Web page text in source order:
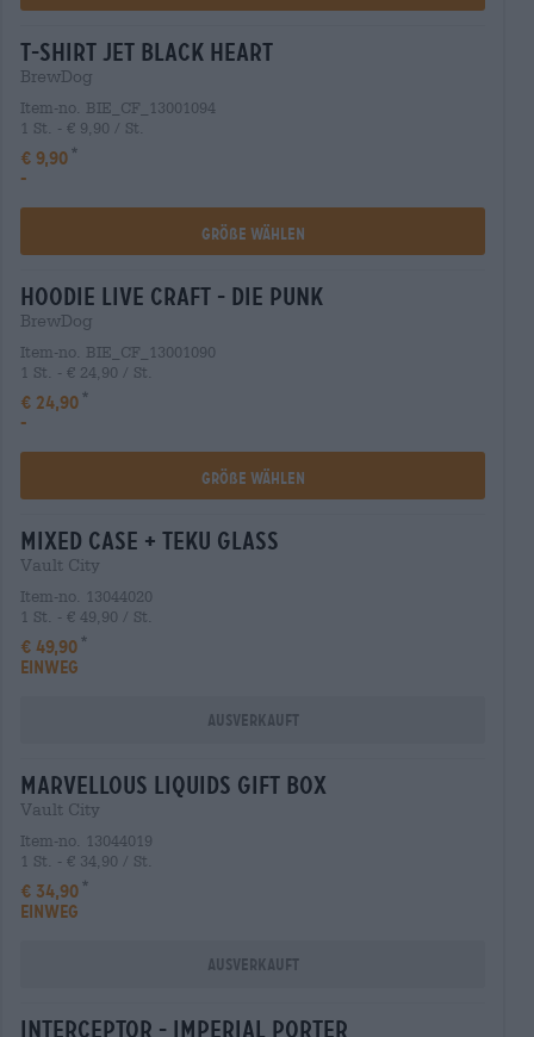
t-shirt jet black heart
BrewDog
Item-no. BIE_CF_13001094
1 St. - € 9,90 / St.
€ 9,90
-
Größe Wählen
hoodie live craft - die punk
BrewDog
Item-no. BIE_CF_13001090
1 St. - € 24,90 / St.
€ 24,90
-
Größe Wählen
mixed case + teku glass
Vault City
Item-no. 13044020
1 St. - € 49,90 / St.
€ 49,90
EINWEG
Ausverkauft
marvellous liquids gift box
Vault City
Item-no. 13044019
1 St. - € 34,90 / St.
€ 34,90
EINWEG
Ausverkauft
interceptor - imperial porter